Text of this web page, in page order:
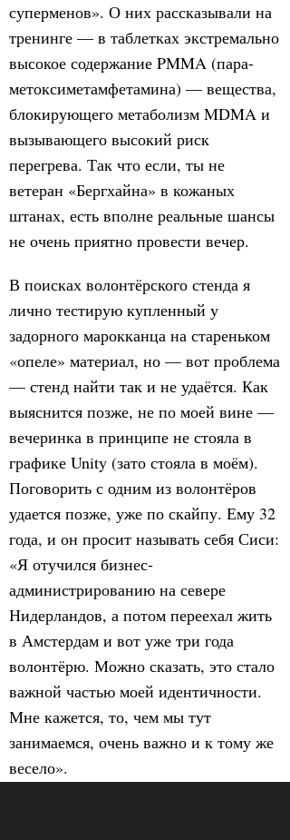
суперменов». О них рассказывали на
тренинге — в таблетках экстремально
высокое содержание PMMA (пара-
метоксиметамфетамина) — вещества,
блокирующего метаболизм MDMA и
вызывающего высокий риск
перегрева. Так что если, ты не
ветеран «Бергхайна» в кожаных
штанах, есть вполне реальные шансы
не очень приятно провести вечер.
В поисках волонтёрского стенда я
лично тестирую купленный у
задорного марокканца на стареньком
«опеле» материал, но — вот проблема
— стенд найти так и не удаётся. Как
выяснится позже, не по моей вине —
вечеринка в принципе не стояла в
графике Unity (зато стояла в моём).
Поговорить с одним из волонтёров
удается позже, уже по скайпу. Ему 32
года, и он просит называть себя Сиси:
«Я отучился бизнес-
администрированию на севере
Нидерландов, а потом переехал жить
в Амстердам и вот уже три года
волонтёрю. Можно сказать, это стало
важной частью моей идентичности.
Мне кажется, то, чем мы тут
занимаемся, очень важно и к тому же
весело».